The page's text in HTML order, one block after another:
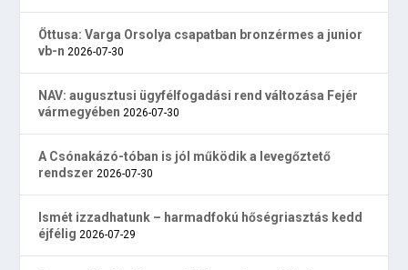
Öttusa: Varga Orsolya csapatban bronzérmes a junior
vb-n 2026-07-30
NAV: augusztusi ügyfélfogadási rend változása Fejér
vármegyében 2026-07-30
A Csónakázó-tóban is jól működik a levegőztető
rendszer 2026-07-30
Ismét izzadhatunk – harmadfokú hőségriasztás kedd
éjfélig 2026-07-29